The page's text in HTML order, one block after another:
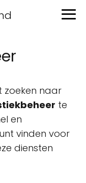
zoeken naar
te
en
vinden voor
diensten